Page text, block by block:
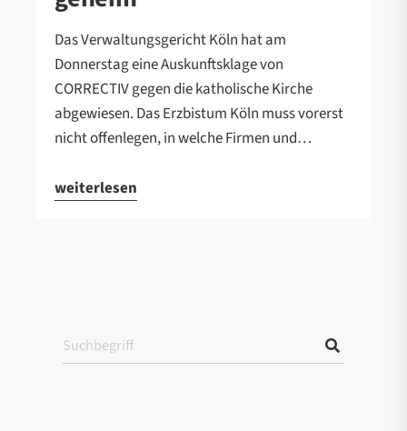
Das Verwaltungsgericht Köln hat am
Donnerstag eine Auskunftsklage von
CORRECTIV gegen die katholische Kirche
abgewiesen. Das Erzbistum Köln muss vorerst
nicht offenlegen, in welche Firmen und…
weiterlesen